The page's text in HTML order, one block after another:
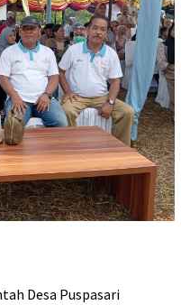
Desa Puspasari